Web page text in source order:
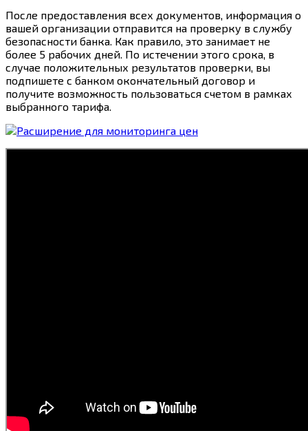
После предоставления всех документов, информация о
вашей организации отправится на проверку в службу
безопасности банка. Как правило, это занимает не
более 5 рабочих дней. По истечении этого срока, в
случае положительных результатов проверки, вы
подпишете с банком окончательный договор и
получите возможность пользоваться счетом в рамках
выбранного тарифа.